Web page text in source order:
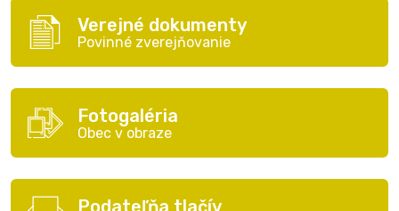
Verejné dokumenty
Povinné zverejňovanie
Fotogaléria
Obec v obraze
Podateľňa tlačív